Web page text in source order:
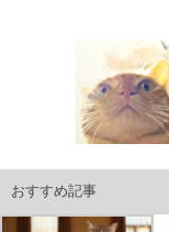
おすすめ記事